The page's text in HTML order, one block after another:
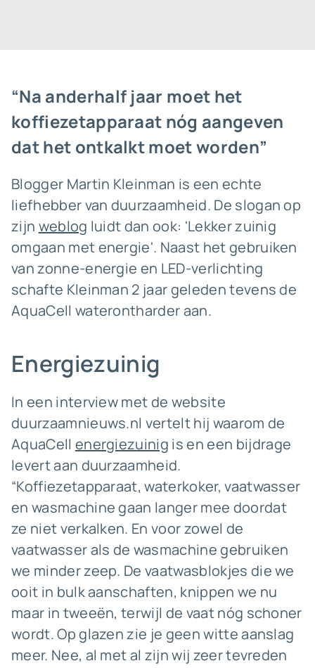
“Na anderhalf jaar moet het
koffiezetapparaat nóg aangeven
dat het ontkalkt moet worden”
Blogger Martin Kleinman is een echte
liefhebber van duurzaamheid. De slogan op
zijn weblog luidt dan ook: 'Lekker zuinig
omgaan met energie'. Naast het gebruiken
van zonne-energie en LED-verlichting
schafte Kleinman 2 jaar geleden tevens de
AquaCell waterontharder aan.
Energiezuinig
In een interview met de website
duurzaamnieuws.nl vertelt hij waarom de
AquaCell energiezuinig is en een bijdrage
levert aan duurzaamheid.
“Koffiezetapparaat, waterkoker, vaatwasser
en wasmachine gaan langer mee doordat
ze niet verkalken. En voor zowel de
vaatwasser als de wasmachine gebruiken
we minder zeep. De vaatwasblokjes die we
ooit in bulk aanschaften, knippen we nu
maar in tweeën, terwijl de vaat nóg schoner
wordt. Op glazen zie je geen witte aanslag
meer. Nee, al met al zijn wij zeer tevreden